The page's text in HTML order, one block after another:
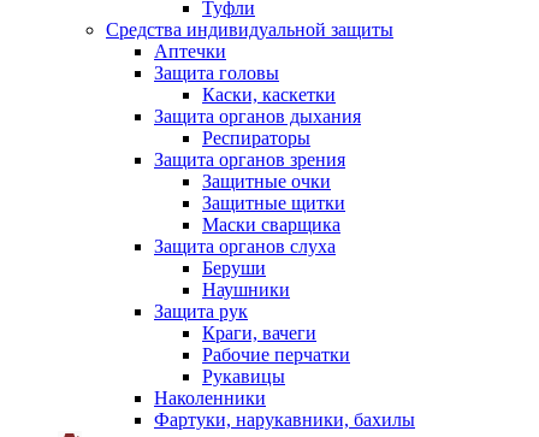
Туфли
Средства индивидуальной защиты
Аптечки
Защита головы
Каски, каскетки
Защита органов дыхания
Респираторы
Защита органов зрения
Защитные очки
Защитные щитки
Маски сварщика
Защита органов слуха
Беруши
Наушники
Защита рук
Краги, вачеги
Рабочие перчатки
Рукавицы
Наколенники
Фартуки, нарукавники, бахилы